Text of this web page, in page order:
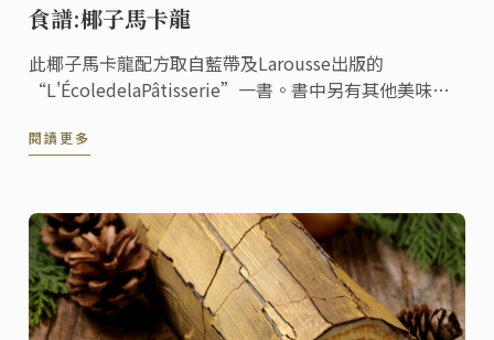
食譜:椰子馬卡龍
此椰子馬卡龍配方取自藍帶及Larousse出版的
“L'ÉcoledelaPâtisserie”一書。書中另有其他美味配
閱讀更多